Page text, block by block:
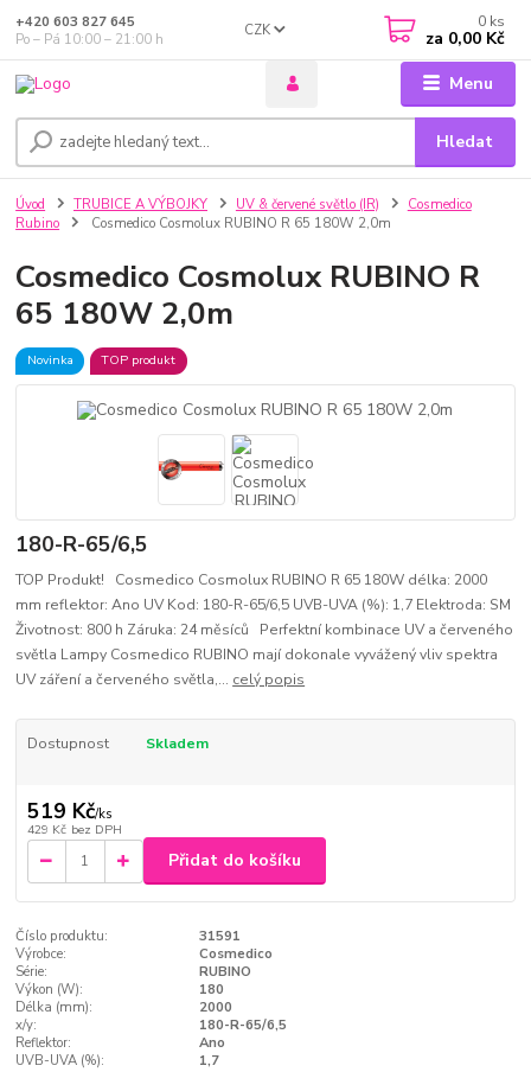
Menu
CZK
Hledat
+420 603 827 645
Po – Pá 10:00 – 21:00 h
0 ks
za 0,00 Kč
Úvod TRUBICE A VÝBOJKY UV & červené světlo (IR)
Cosmedico
Rubino
Cosmedico Cosmolux RUBINO R 65 180W 2,0m
Cosmedico Cosmolux RUBINO R
65 180W 2,0m
Novinka TOP produkt
180-R-65/6,5
TOP Produkt! Cosmedico Cosmolux RUBINO R 65 180W délka: 2000
mm reflektor: Ano UV Kod: 180-R-65/6,5 UVB-UVA (%): 1,7 Elektroda: SM
Životnost: 800 h Záruka: 24 měsíců Perfektní kombinace UV a červeného
světla Lampy Cosmedico RUBINO mají dokonale vyvážený vliv spektra
UV záření a červeného světla,... celý popis
Dostupnost Skladem
519 Kč/ks
429 Kč bez DPH
Přidat do košíku
Číslo produktu:
31591
Výrobce:
Cosmedico
Série:
RUBINO
Výkon (W):
180
Délka (mm):
2000
x/y:
180-R-65/6,5
Reflektor:
Ano
UVB-UVA (%):
1,7